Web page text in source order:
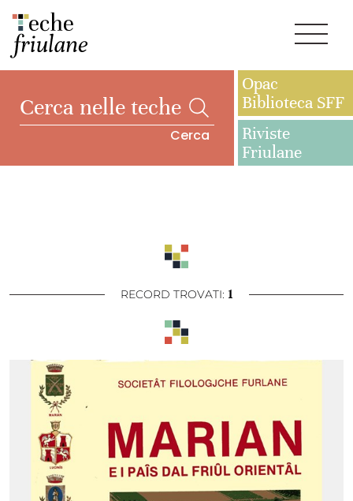
Cerca
Opac
Biblioteca SFF
Riviste
Friulane
RECORD TROVATI: 1